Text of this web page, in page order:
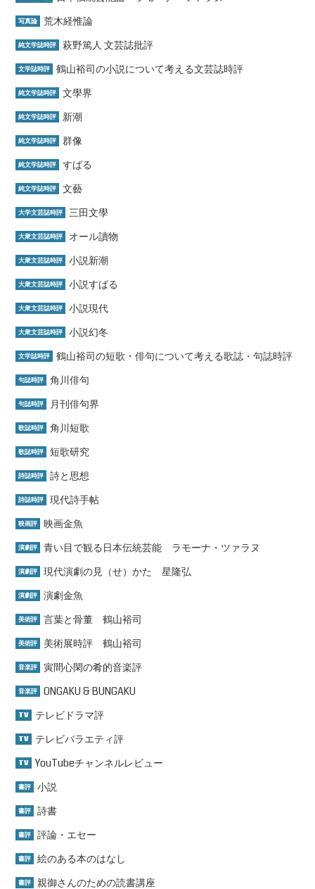
写真論 荒木経惟論
純文学誌時評 萩野篤人 文芸誌批評
文学誌時評 鶴山裕司の小説について考える文芸誌時評
純文学誌時評 文學界
純文学誌時評 新潮
純文学誌時評 群像
純文学誌時評 すばる
純文学誌時評 文藝
大学文芸誌時評 三田文學
大衆文芸誌時評 オール讀物
大衆文芸誌時評 小説新潮
大衆文芸誌時評 小説すばる
大衆文芸誌時評 小説現代
大衆文芸誌時評 小説幻冬
文学誌時評 鶴山裕司の短歌・俳句について考える歌誌・句誌時評
句誌時評 角川俳句
句誌時評 月刊俳句界
歌誌時評 角川短歌
歌誌時評 短歌研究
詩誌時評 詩と思想
詩誌時評 現代詩手帖
映画評 映画金魚
演劇評 青い目で観る日本伝統芸能 ラモーナ・ツァラヌ
演劇評 現代演劇の見（せ）かた 星隆弘
演劇評 演劇金魚
美術評 言葉と骨董 鶴山裕司
美術評 美術展時評 鶴山裕司
音楽評 寅間心閑の肴的音楽評
音楽評 ONGAKU & BUNGAKU
TV テレビドラマ評
TV テレビバラエティ評
TV YouTubeチャンネルレビュー
書評 小説
書評 詩書
書評 評論・エセー
書評 絵のある本のはなし
書評 親御さんのための読書講座